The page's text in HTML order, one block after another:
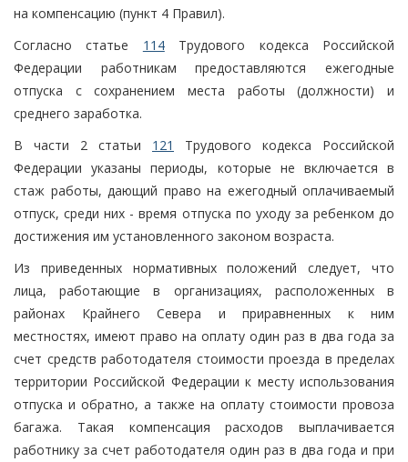
на компенсацию (пункт 4 Правил).
Согласно статье 114Трудового кодекса Российской
Федерации работникам предоставляются ежегодные
отпуска с сохранением места работы (должности) и
среднего заработка.
В части 2 статьи 121
Трудового кодекса Российской
Федерации указаны периоды, которые не включается в
стаж работы, дающий право на ежегодный оплачиваемый
отпуск, среди них - время отпуска по уходу за ребенком до
достижения им установленного законом возраста.
Из приведенных нормативных положений следует, что
лица, работающие в организациях, расположенных в
районах Крайнего Севера и приравненных к ним
местностях, имеют право на оплату один раз в два года за
счет средств работодателя стоимости проезда в пределах
территории Российской Федерации к месту использования
отпуска и обратно, а также на оплату стоимости провоза
багажа. Такая компенсация расходов выплачивается
работнику за счет работодателя один раз в два года и при